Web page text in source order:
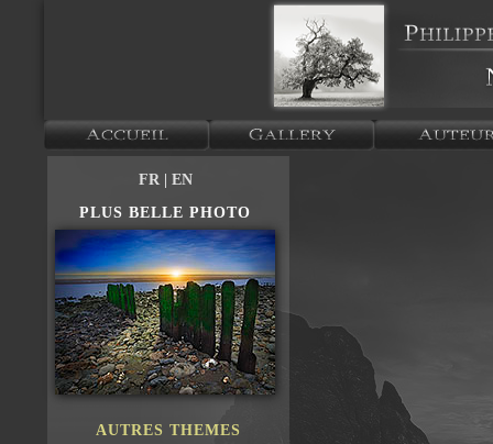
FR
| EN
PLUS BELLE PHOTO
AUTRES THEMES